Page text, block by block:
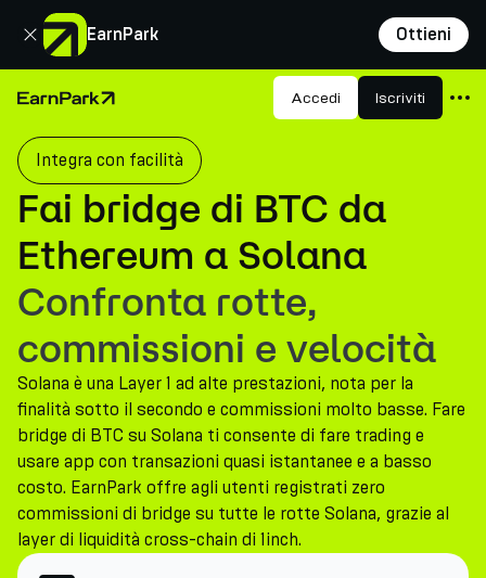
EarnPark Ottieni
Chiudi
Pagina principale Accedi Iscriviti
Prodotti
Mercati
Calcolatori
PARK Token
Risorse
Azienda
Integra con facilità
Fai bridge di BTC da
Ethereum a Solana
Confronta rotte,
commissioni e velocità
Solana è una Layer 1 ad alte prestazioni, nota per la
finalità sotto il secondo e commissioni molto basse. Fare
bridge di BTC su Solana ti consente di fare trading e
usare app con transazioni quasi istantanee e a basso
costo. EarnPark offre agli utenti registrati zero
commissioni di bridge su tutte le rotte Solana, grazie al
layer di liquidità cross-chain di 1inch.